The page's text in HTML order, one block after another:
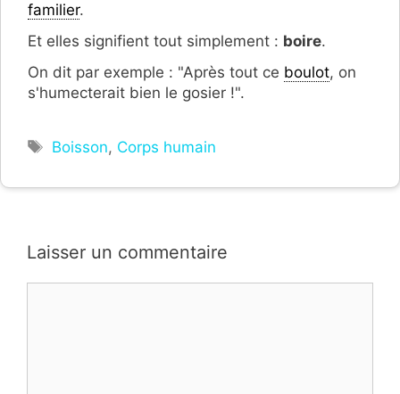
familier.
Et elles signifient tout simplement : boire.
On dit par exemple : "Après tout ce boulot, on
s'humecterait bien le gosier !".
Étiquettes
Boisson, Corps humain
Laisser un commentaire